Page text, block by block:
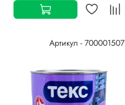
Артикул - 700001507